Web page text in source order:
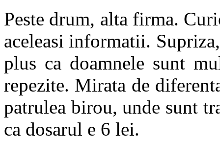
Peste drum, alta firma.
aceleasi informatii.
plus ca doamnele sunt
repezite. Mirata de
patrulea birou, unde sunt
ca dosarul e 6 lei.